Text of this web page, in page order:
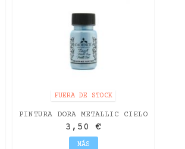
FUERA DE STOCK
PINTURA DORA METALLIC CIELO
MEDITERRÁNEO 50ML
3,50 €
MÁS